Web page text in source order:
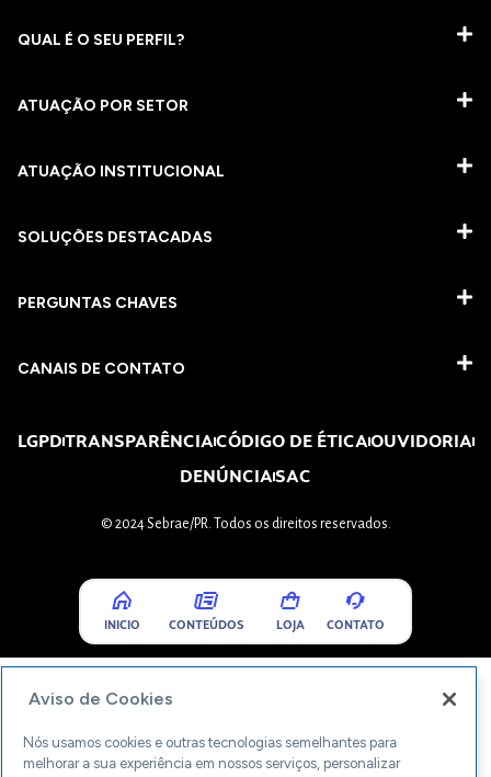
QUAL É O SEU PERFIL?
ATUAÇÃO POR SETOR
ATUAÇÃO INSTITUCIONAL
SOLUÇÕES DESTACADAS
PERGUNTAS CHAVES​
CANAIS DE CONTATO
LGPDTRANSPARÊNCIACÓDIGO DE ÉTICAOUVIDORIA
DENÚNCIASAC
© 2024 Sebrae/PR. Todos os direitos reservados.
INICIO CONTEÚDOS LOJA CONTATO
Aviso de Cookies
Nós usamos cookies e outras tecnologias semelhantes para
melhorar a sua experiência em nossos serviços, personalizar